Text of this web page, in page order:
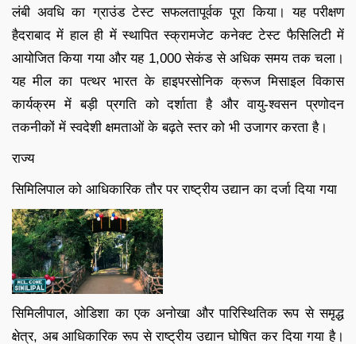
लंबी अवधि का ग्राउंड टेस्ट सफलतापूर्वक पूरा किया। यह परीक्षण
हैदराबाद में हाल ही में स्थापित स्क्रामजेट कनेक्ट टेस्ट फैसिलिटी में
आयोजित किया गया और यह 1,000 सेकंड से अधिक समय तक चला।
यह मील का पत्थर भारत के हाइपरसोनिक क्रूज मिसाइल विकास
कार्यक्रम में बड़ी प्रगति को दर्शाता है और वायु-श्वसन प्रणोदन
तकनीकों में स्वदेशी क्षमताओं के बढ़ते स्तर को भी उजागर करता है।
राज्य
सिमिलिपाल को आधिकारिक तौर पर राष्ट्रीय उद्यान का दर्जा दिया गया
सिमिलीपाल, ओडिशा का एक अनोखा और पारिस्थितिक रूप से समृद्ध
क्षेत्र, अब आधिकारिक रूप से राष्ट्रीय उद्यान घोषित कर दिया गया है।